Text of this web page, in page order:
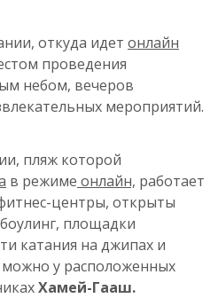
, откуда идет онлайн
проведения
небом, вечеров
мероприятий.
, пляж которой
в режиме онлайн, работает
центры, открыты
площадки
катания на джипах и
можно у расположенных
Хамей-Гааш.